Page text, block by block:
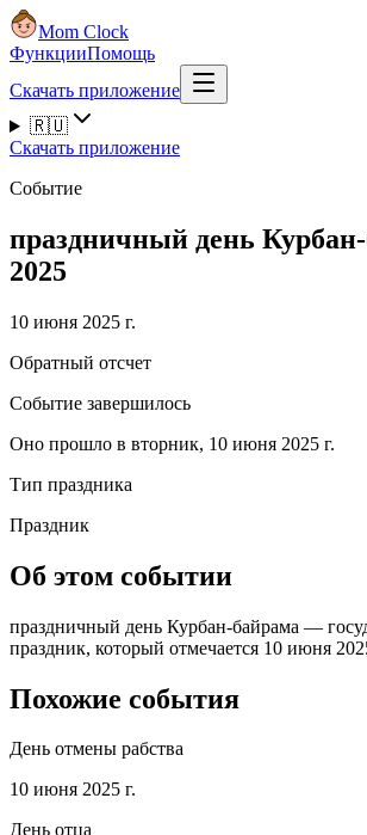
Mom Clock
ФункцииПомощь
Скачать приложение
🇷🇺
Скачать приложение
Событие
праздничный день
2025
10 июня 2025 г.
Обратный отсчет
Событие завершилось
Оно прошло в вторник, 10 июня 2025 г.
Тип праздника
Праздник
Об этом событии
праздничный день Курбан-байрама —
праздник, который отмечается 10 июня
Похожие события
День отмены рабства
10 июня 2025 г.
День отца